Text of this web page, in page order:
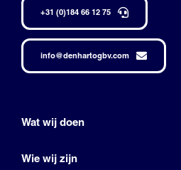
+31 (0)184 66 12 75
info@denhartogbv.com
Wat wij doen
Wie wij zijn